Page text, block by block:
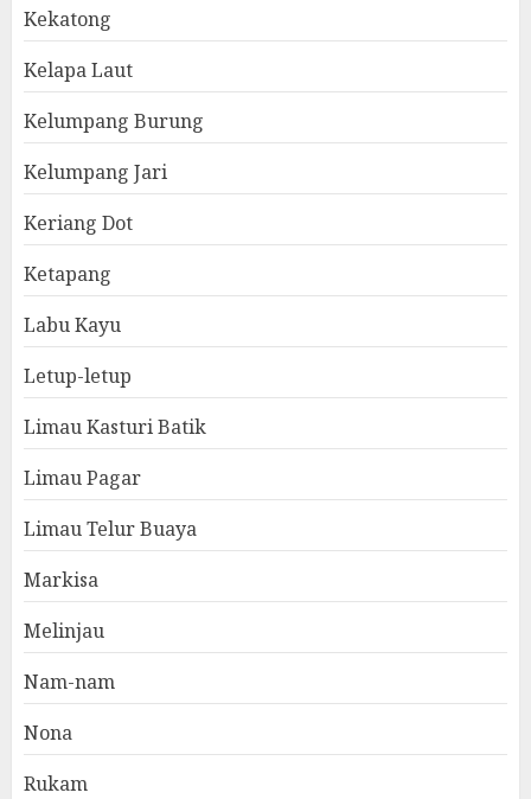
Kekatong
Kelapa Laut
Kelumpang Burung
Kelumpang Jari
Keriang Dot
Ketapang
Labu Kayu
Letup-letup
Limau Kasturi Batik
Limau Pagar
Limau Telur Buaya
Markisa
Melinjau
Nam-nam
Nona
Rukam